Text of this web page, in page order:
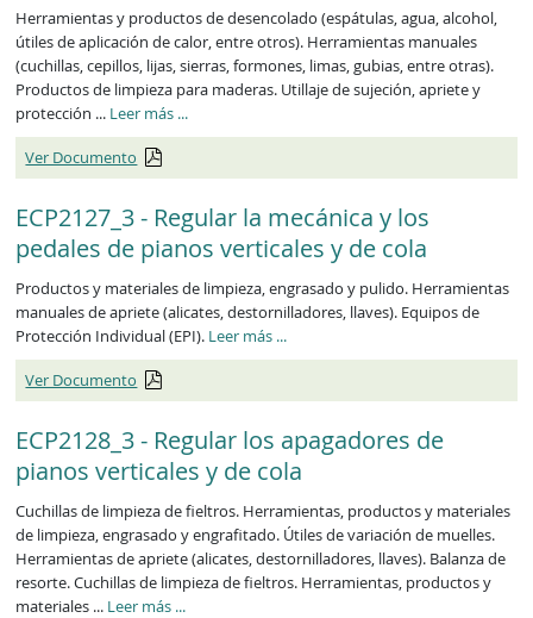
Herramientas y productos de desencolado (espátulas, agua, alcohol,
útiles de aplicación de calor, entre otros). Herramientas manuales
(cuchillas, cepillos, lijas, sierras, formones, limas, gubias, entre otras).
Productos de limpieza para maderas. Utillaje de sujeción, apriete y
protección ... Leer más ECP2126_3
...
Ver Documento
ECP2127_3 - Regular la mecánica y los
pedales de pianos verticales y de cola
Productos y materiales de limpieza, engrasado y pulido. Herramientas
manuales de apriete (alicates, destornilladores, llaves). Equipos de
Protección Individual (EPI). Leer más ECP2127_3
...
Ver Documento
ECP2128_3 - Regular los apagadores de
pianos verticales y de cola
Cuchillas de limpieza de fieltros. Herramientas, productos y materiales
de limpieza, engrasado y engrafitado. Útiles de variación de muelles.
Herramientas de apriete (alicates, destornilladores, llaves). Balanza de
resorte. Cuchillas de limpieza de fieltros. Herramientas, productos y
materiales ... Leer más ECP2128_3
...